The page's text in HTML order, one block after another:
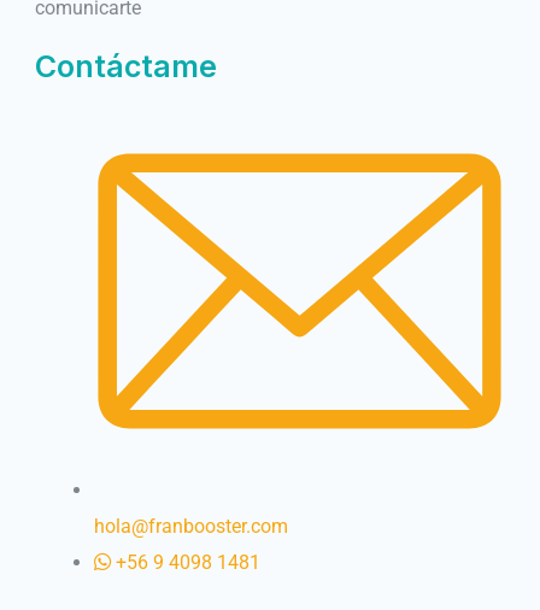
comunicarte
Contáctame
hola@franbooster.com
+56 9 4098 1481